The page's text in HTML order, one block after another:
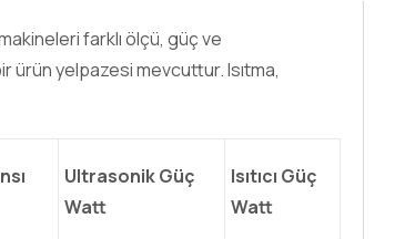
farklı ölçü, güç ve
yelpazesi mevcuttur. Isıtma,
Ultrasonik Güç
Watt
Isıtıcı Güç
Watt